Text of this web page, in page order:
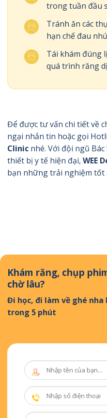
trong tuần đầu
Tránh ăn các
hạn chế đau
Tái khám đúng
quá trình răng
Để được tư vấn chi tiết về
ngại nhắn tin hoặc gọi
Clinic nhé. Với đội ngũ
thiết bị y tế hiện đại, WEE
bạn những trải nghiệm tốt
Khám răng, chụp
chờ lâu?
Đi học, đi làm về ghé nha
trong 5 phút